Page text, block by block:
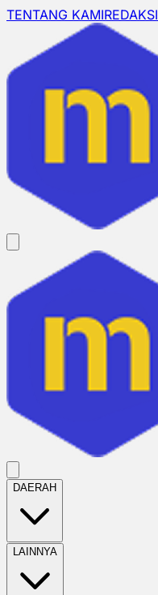
TENTANG KAMIREDAKSI
DAERAH
LAINNYA